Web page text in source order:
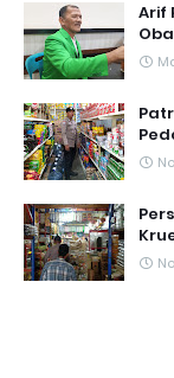
Arif